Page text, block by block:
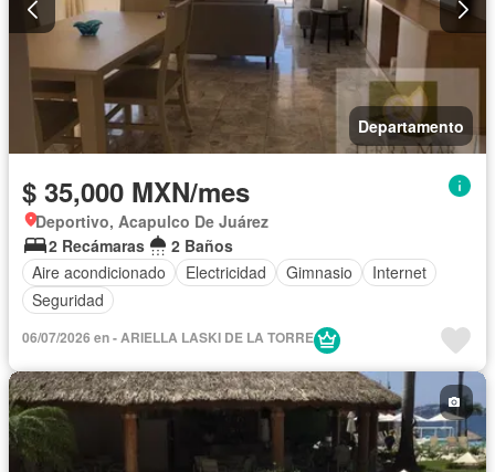
Departamento
$ 35,000 MXN/mes
Deportivo, Acapulco De Juárez
2 Recámaras
2 Baños
Aire acondicionado
Electricidad Gimnasio
Internet
Seguridad
06/07/2026 en - ARIELLA LASKI DE LA TORRE